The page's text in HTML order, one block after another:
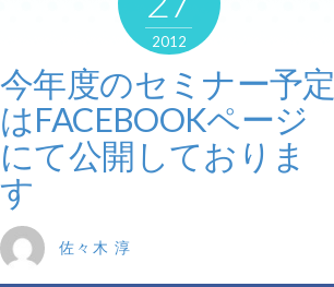
2012
今年度のセミナー予定
はFACEBOOKページ
にて公開しておりま
す
佐々木 淳